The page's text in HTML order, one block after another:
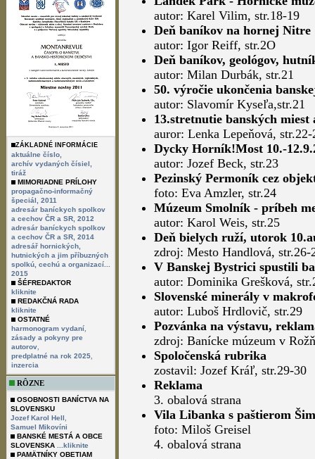
ZÁKLADNÉ INFORMÁCIE
aktuálne číslo,
archív vydaných čísiel,
tiráž
MIMORIADNE PRÍLOHY
propagačno-informačný
špeciál, 2011
adresár baníckych spolkov
a cechov ČR a SR, 2012
adresár baníckych spolkov
a cechov ČR a SR, 2014
adresář hornických,
hutnických a jim příbuzných
spolkú, cechú a organizací...
2015
ŠÉFREDAKTOR
kliknite
REDAKČNÁ RADA
kliknite
OSTATNÉ
harmonogram vydaní
zásady a pokyny pre
autorov
predplatné na rok 2025
inzercia
RÔZNE
OSOBNOSTI BANÍCTVA NA
SLOVENSKU
Jozef Karol Hell
Samuel Mikovíni
BANSKÉ MESTÁ A OBCE
SLOVENSKA
...kliknite
PAMÄTNÍKY OBETIAM
autor: Karel Vilim, str.18-19
Deň baníkov na hornej Nitre
autor: Igor Reiff, str.2O
Deň baníkov, geológov,
autor: Milan Durbák, str.21
50. výročie ukončenia
autor: Slavomír Kyseľa,str.21
13.stretnutie banských miest
auror: Lenka Lepeňová, str.22-
Dycky Horník!Most 10.-
autor: Jozef Beck, str.23
Pezinský Permoník cez
foto: Eva Amzler, str.24
Múzeum Smolník - príbeh
autor: Karol Weis, str.25
Deň bielych ruží, utorok
zdroj: Mesto Handlová, str.26-
V Banskej Bystrici spustili
autor: Dominika Grešková,
Slovenské minerály v
autor: Luboš Hrdlovič, str.29
Pozvánka na výstavu,
zdroj: Banícke múzeum v
Spoločenská rubrika
zostavil: Jozef Kráľ, str.29-30
Reklama
3. obalová strana
Vila Libanka s paštierom
foto: Miloš Greisel
4. obalová strana